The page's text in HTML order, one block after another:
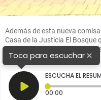
Además de esta nueva
Casa de la Justicia El Bosque
días a la semana. FOTO
Toca para escuchar×
ESCUCHA EL
00:00 Tiempo